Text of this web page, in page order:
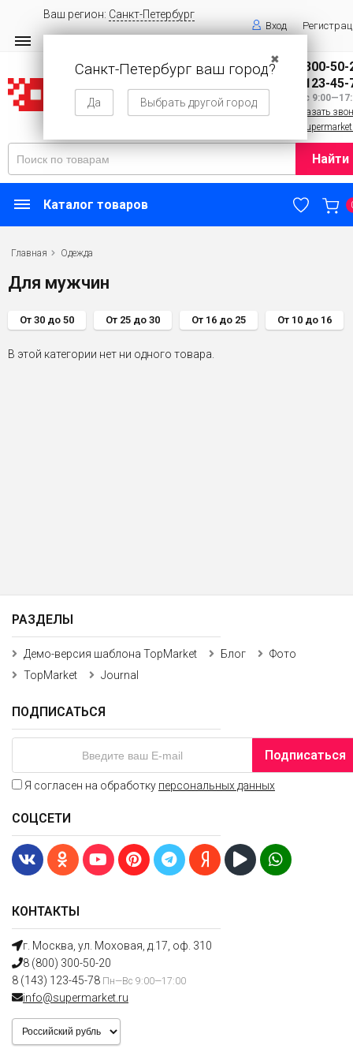
Ваш регион: Санкт-Петербург
✖
Санкт-Петербург ваш город?
Да Выбрать другой город
Вход
8 (800) 300-50-
8 (143) 123-45-
Пн—Вс
Заказать
Найти
Каталог товаров
Главная Одежда
Для мужчин
От 30 до 50 От 25 до 30 От 16 до 25 От 10 до 16
В этой категории нет ни одного товара.
КОНТАКТЫ
г. Москва, ул. Моховая, д.17, оф. 310
8 (800) 300-50-20
8 (143) 123-45-78 Пн—Вс 9:00—17:00
info@supermarket.ru
РАЗДЕЛЫ
Демо-версия шаблона TopMarket Блог
Фото
TopMarket
Journal
ПОДПИСАТЬСЯ
Подписаться
Я согласен на обработку персональных данных
СОЦСЕТИ